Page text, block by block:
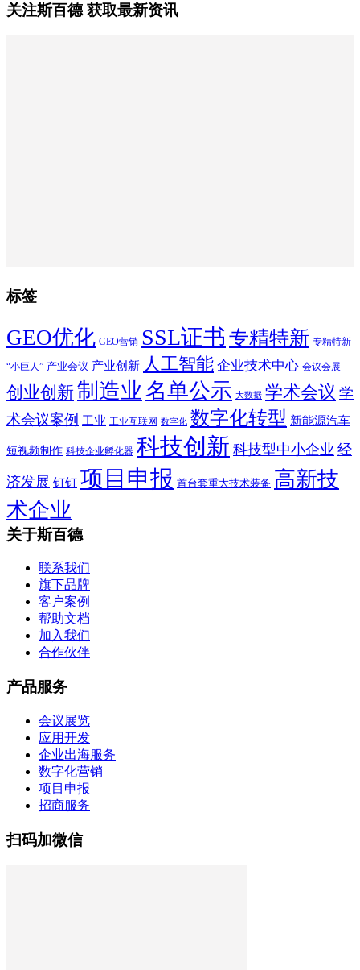
关注斯百德 获取最新资讯
标签
GEO优化 GEO营销 SSL证书 专精特新 专精特新
“小巨人” 产业会议 产业创新 人工智能 企业技术中心 会议会展
创业创新制造业 名单公示 大数据 学术会议 学
术会议案例 工业 工业互联网 数字化 数字化转型 新能源汽车
短视频制作 科技企业孵化器 科技创新 科技型中小企业 经
济发展 钉钉 项目申报 首台套重大技术装备 高新技
术企业
关于斯百德
联系我们
旗下品牌
客户案例
帮助文档
加入我们
合作伙伴
产品服务
会议展览
应用开发
企业出海服务
数字化营销
项目申报
招商服务
扫码加微信